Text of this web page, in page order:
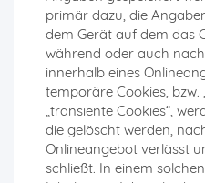
primär dazu, die
dem Gerät auf dem das
während oder auch
innerhalb eines
temporäre Cookies, bzw.
„transiente Cookies“,
die gelöscht werden,
Onlineangebot verlässt
schließt. In einem